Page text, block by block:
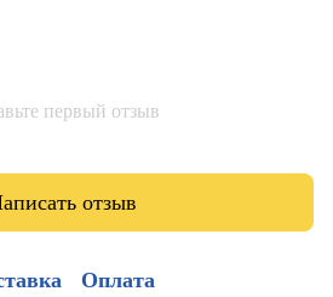
первый отзыв
отзыв
Оплата